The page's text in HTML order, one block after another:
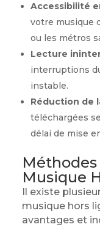
Accessibilité
votre musique
ou les métros
Lecture
interruptions
instable.
Réduction de
téléchargées
délai de mise
Musique
Il existe
musique hors
avantages et